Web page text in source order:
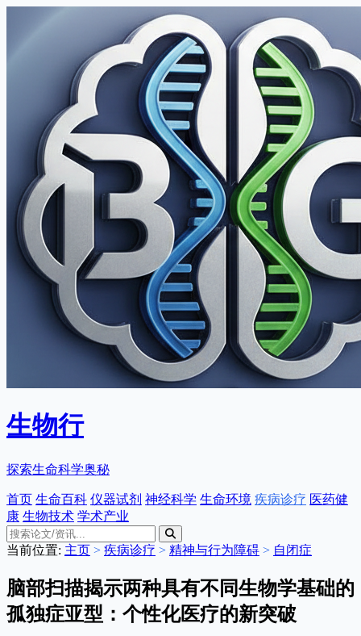
生物行
探索生命科学奥秘
首页 生命百科 仪器试剂 神经科学 生命环境 疾病诊疗 医药健
康 生物技术 学术产业
当前位置: 主页 > 疾病诊疗 > 精神与行为障碍 > 自闭症
脑部扫描揭示两种具有不同生物学基础的
孤独症亚型：个性化医疗的新突破